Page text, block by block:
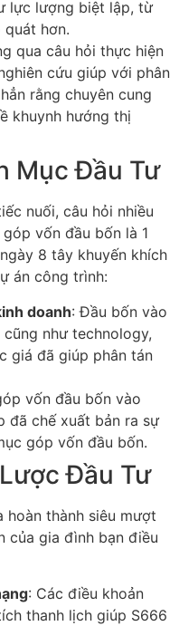
lực lượng biệt lập, từ
hơn.
qua câu hỏi thực hiện
cứu giúp với phân
rằng chuyên cung
khuynh hướng thị
Mục Đầu Tư
nuối, câu hỏi nhiều
vốn đầu bốn là 1
8 tây khuyến khích
án công trình:
doanh: Đầu bốn vào
như technology,
giá đã giúp phân tán
vốn đầu bốn vào
đã chế xuất bản ra sự
góp vốn đầu bốn.
Đầu Tư
thành siêu mượt
của gia đình bạn điều
: Các điều khoản
thanh lịch giúp S666